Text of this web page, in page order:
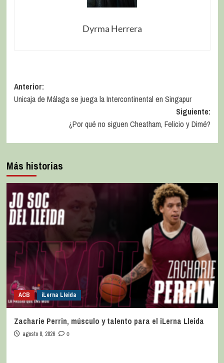
Dyrma Herrera
Anterior:
Unicaja de Málaga se juega la Intercontinental en Singapur
Siguiente:
¿Por qué no siguen Cheatham, Felicio y Dimé?
Más historias
ACB iLerna Lleida
Zacharie Perrin, músculo y talento para el iLerna Lleida
agosto 8, 2026 0